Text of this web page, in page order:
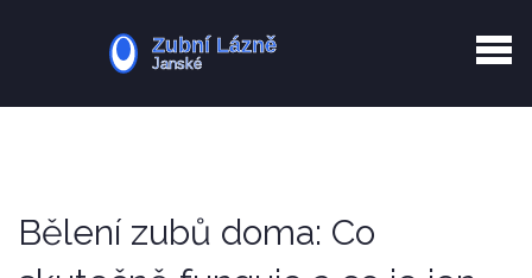
Zotavení po extrakci
Bělení zubů doma: Co